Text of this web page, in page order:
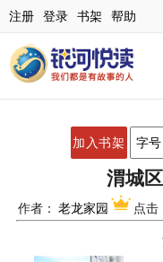
注册 登录 书架 帮助
加入书架
渭城
作者： 老龙家园 点击
渭